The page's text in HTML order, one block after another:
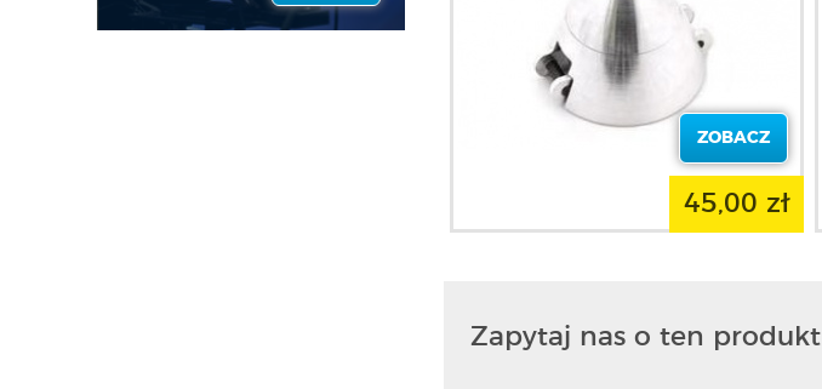
ZOBACZ
45,00 zł
Zapytaj nas o ten produkt